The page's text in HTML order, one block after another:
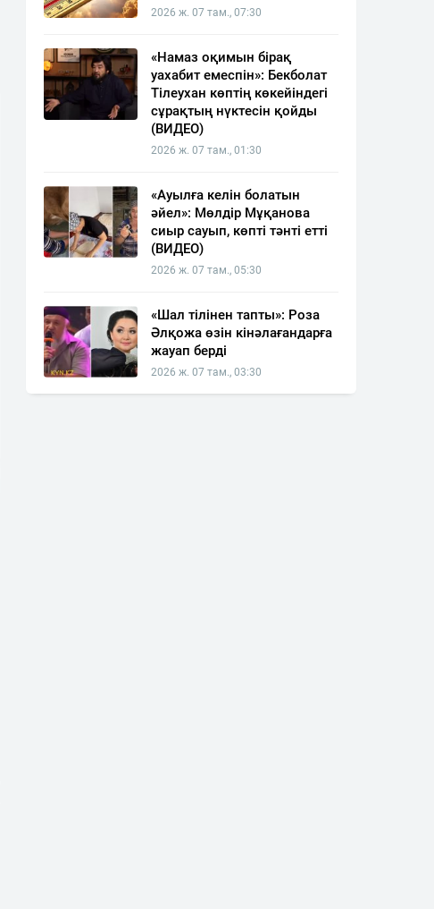
2026 ж. 07 там., 07:30
«Намаз оқимын бірақ
уахабит емеспін»: Бекболат
Тілеухан көптің көкейіндегі
сұрақтың нүктесін қойды
(ВИДЕО)
2026 ж. 07 там., 01:30
«Ауылға келін болатын
әйел»: Мөлдір Мұқанова
сиыр сауып, көпті тәнті етті
(ВИДЕО)
2026 ж. 07 там., 05:30
«Шал тілінен тапты»: Роза
Әлқожа өзін кінәлағандарға
жауап берді
2026 ж. 07 там., 03:30